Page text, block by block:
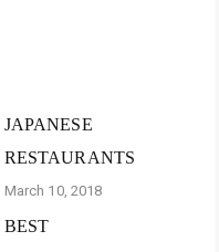
JAPANESE
RESTAURANTS
March 10, 2018
BEST